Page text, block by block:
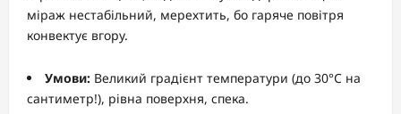
міраж нестабільний, мерехтить, бо гаряче повітря
конвектує вгору.
Умови: Великий градієнт температури (до 30°C на
сантиметр!), рівна поверхня, спека.